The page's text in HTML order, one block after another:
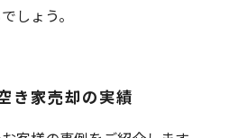
しょう。
き家売却の実績